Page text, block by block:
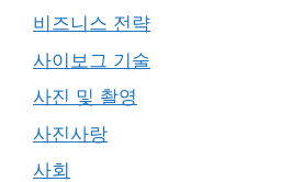
비즈니스 전략
사이보그 기술
사진 및 촬영
사진사랑
사회